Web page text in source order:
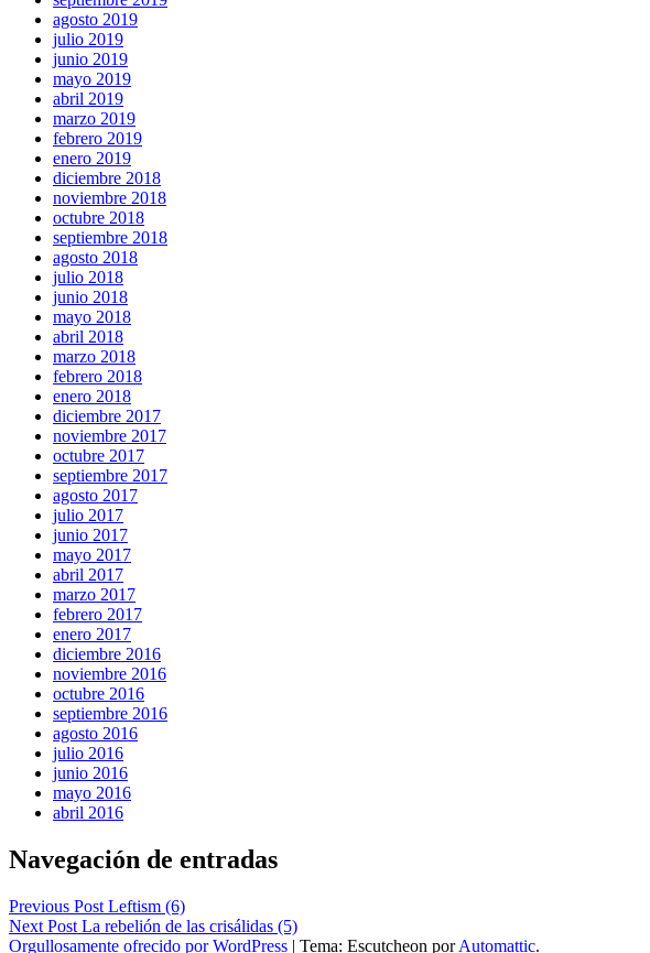
agosto 2019
julio 2019
junio 2019
mayo 2019
abril 2019
marzo 2019
febrero 2019
enero 2019
diciembre 2018
noviembre 2018
octubre 2018
septiembre 2018
agosto 2018
julio 2018
junio 2018
mayo 2018
abril 2018
marzo 2018
febrero 2018
enero 2018
diciembre 2017
noviembre 2017
octubre 2017
septiembre 2017
agosto 2017
julio 2017
junio 2017
mayo 2017
abril 2017
marzo 2017
febrero 2017
enero 2017
diciembre 2016
noviembre 2016
octubre 2016
septiembre 2016
agosto 2016
julio 2016
junio 2016
mayo 2016
abril 2016
Navegación de entradas
Previous Post Leftism (6)
Next Post La rebelión de las crisálidas (5)
Orgullosamente ofrecido por WordPress | Tema: Escutcheon porAutomattic.